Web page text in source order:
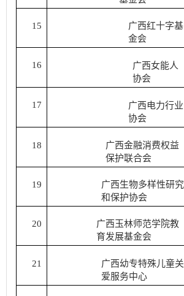
15
广西红十字基
金会
16
广西女能人
协会
17
广西电力行业
协会
18
广西金融消费权益
保护联合会
19
广西生物多样性研究
和保护协会
20
广西玉林师范学院教
育发展基金会
21
广西幼专特殊儿童关
爱服务中心